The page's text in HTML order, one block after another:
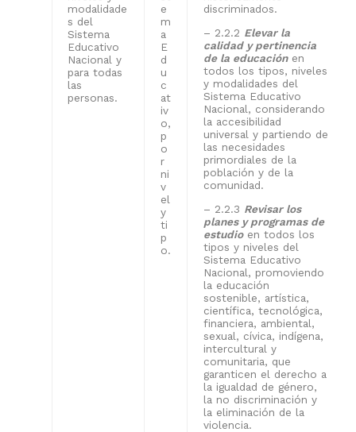
modalidade
s del
Sistema
Educativo
Nacional y
para todas
las
personas.
e
m
a
E
d
u
c
at
iv
o,
p
o
r
ni
v
el
y
ti
p
o.
discriminados.
– 2.2.2 Elevar la
calidad y pertinencia
de la educaciónen
todos los tipos, niveles
y modalidades del
Sistema Educativo
Nacional, considerando
la accesibilidad
universal y partiendo de
las necesidades
primordiales de la
población y de la
comunidad.
– 2.2.3 Revisar los
planes y programas de
estudioen todos los
tipos y niveles del
Sistema Educativo
Nacional, promoviendo
la educación
sostenible, artística,
científica, tecnológica,
financiera, ambiental,
sexual, cívica, indígena,
intercultural y
comunitaria, que
garanticen el derecho a
la igualdad de género,
la no discriminación y
la eliminación de la
violencia.